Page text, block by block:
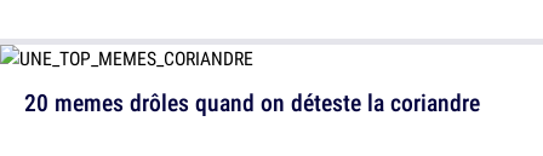
20 memes drôles quand on déteste la coriandre